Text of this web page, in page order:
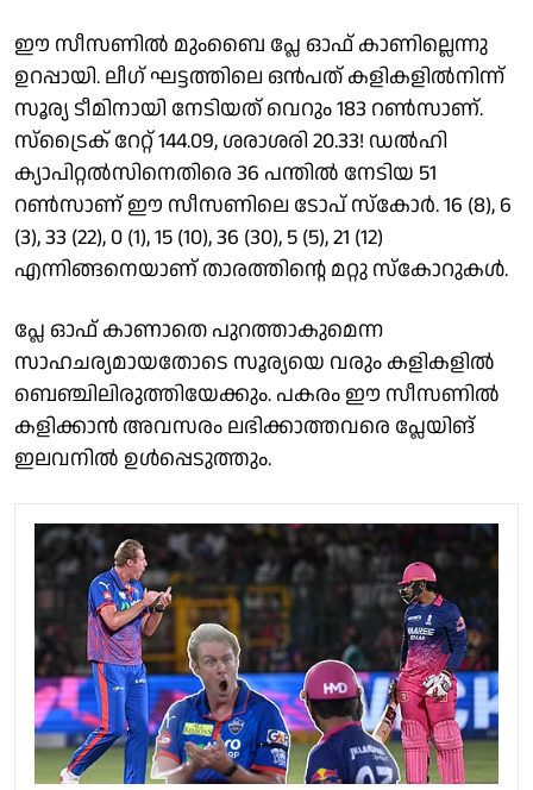
ഈ സീസണിൽ മുംബൈ പ്ലേ ഓഫ് കാണില്ലെന്നു
ഉറപ്പായി. ലീഗ് ഘട്ടത്തിലെ ഒൻപത് കളികളിൽനിന്ന്
സൂര്യ ടീമിനായി നേടിയത് വെറും 183 റൺസാണ്.
സ്‌ട്രൈക് റേറ്റ് 144.09, ശരാശരി 20.33! ഡൽഹി
ക്യാപിറ്റൽസിനെതിരെ 36 പന്തിൽ നേടിയ 51
റൺസാണ് ഈ സീസണിലെ ടോപ് സ്‌കോർ. 16 (8), 6
(3), 33 (22), 0 (1), 15 (10), 36 (30), 5 (5), 21 (12)
എന്നിങ്ങനെയാണ് താരത്തിന്റെ മറ്റു സ്‌കോറുകൾ.
പ്ലേ ഓഫ് കാണാതെ പുറത്താകുമെന്ന
സാഹചര്യമായതോടെ സൂര്യയെ വരും കളികളിൽ
ബെഞ്ചിലിരുത്തിയേക്കും. പകരം ഈ സീസണിൽ
കളിക്കാൻ അവസരം ലഭിക്കാത്തവരെ പ്ലേയിങ്
ഇലവനിൽ ഉൾപ്പെടുത്തും.